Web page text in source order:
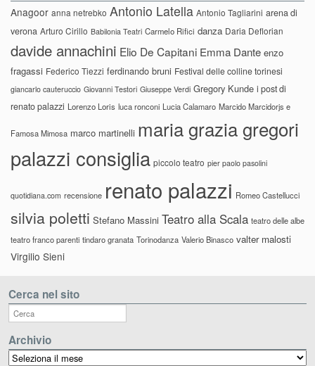
Anagoor anna netrebko Antonio Latella Antonio Tagliarini arena di
verona Arturo Cirillo Babilonia Teatri Carmelo Rifici danza Daria Deflorian
davide annachini Elio De Capitani Emma Dante enzo
fragassi Federico Tiezzi ferdinando bruni Festival delle colline torinesi
giancarlo cauteruccio Giovanni Testori Giuseppe Verdi Gregory Kunde i post di
renato palazzi Lorenzo Loris luca ronconi Lucia Calamaro Marcido Marcidorjs e
Famosa Mimosa marco martinelli maria grazia gregori
palazzi consiglia piccolo teatro pier paolo pasolini
quotidiana.com recensione renato palazzi Romeo Castellucci
silvia poletti Stefano Massini Teatro alla Scala teatro delle albe
teatro franco parenti tindaro granata Torinodanza Valerio Binasco valter malosti
Virgilio Sieni
Cerca nel sito
Archivio
Archivio